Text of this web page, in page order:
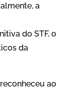
a
do STF, o
da
ao